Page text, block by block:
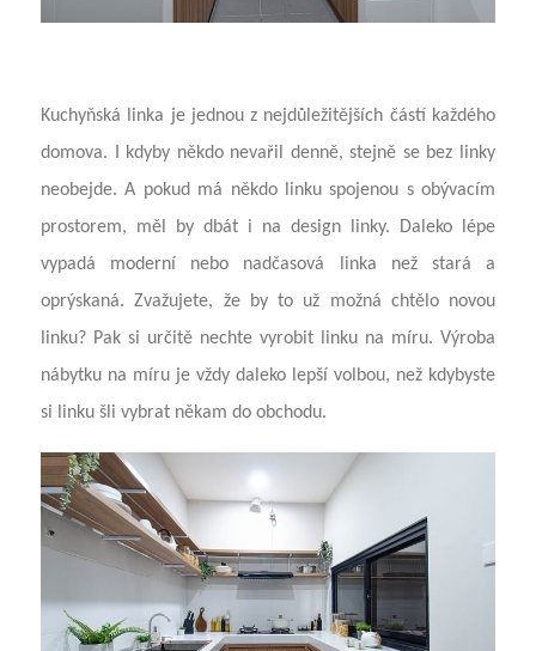
Kuchyňská linka je jednou z nejdůležitějších částí každého
domova. I kdyby někdo nevařil denně, stejně se bez linky
neobejde. A pokud má někdo linku spojenou s obývacím
prostorem, měl by dbát i na design linky. Daleko lépe
vypadá moderní nebo nadčasová linka než stará a
oprýskaná. Zvažujete, že by to už možná chtělo novou
linku? Pak si určitě nechte vyrobit linku na míru. Výroba
nábytku na míru je vždy daleko lepší volbou, než kdybyste
si linku šli vybrat někam do obchodu.